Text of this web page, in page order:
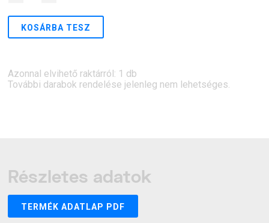
KOSÁRBA TESZ
Azonnal elvihető raktárról: 1 db
További darabok rendelése jelenleg nem lehetséges.
Részletes adatok
TERMÉK ADATLAP PDF